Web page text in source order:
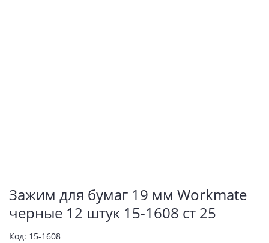
Зажим для бумаг 19 мм Workmate
черные 12 штук 15-1608 ст 25
Код: 15-1608